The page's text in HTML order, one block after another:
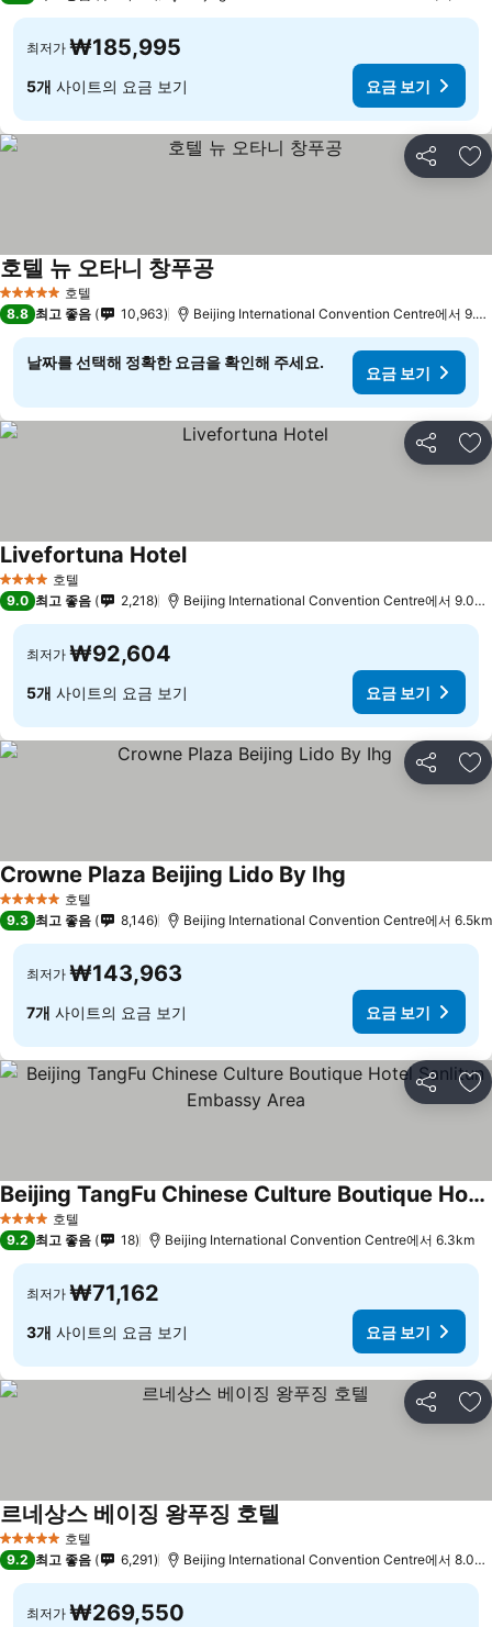
최저가 ₩185,995
5개 사이트의 요금 보기 요금 보기
공유 즐
5 성급 호텔
호텔 뉴 오타니 창푸공
8.8 최고 좋음 10,963 Beijing International Convention Centre에서
날짜를 선택해 정확한 요금을 확인해 주세요.
요금 보기
공유 즐
4 성급 호텔
Livefortuna Hotel요금 보기
9.0 최고 좋음 2,218 Beijing International Convention Centre에서 9.0km
최저가 ₩92,604
5개 사이트의 요금 보기 요금 보기
공유 즐
5 성급 호텔
Crowne Plaza Beijing Lido By Ihg
9.3 최고 좋음 8,146 Beijing International Convention Centre에서 6.5km
최저가 ₩143,963
7개 사이트의 요금 보기 요금 보기
공유 즐
4 성급 호텔
Beijing TangFu Chinese Culture Boutique Hotel Sanlitun Embassy Area
요금 보기
9.2 최고 좋음 18 Beijing International Convention Centre에서 6.3km
최저가 ₩71,162
3개 사이트의 요금 보기 요금 보기
공유 즐
5 성급 호텔
르네상스 베이징 왕푸징 호텔
9.2 최고 좋음 6,291 Beijing International Convention Centre에서 8.0km
최저가 ₩269,550